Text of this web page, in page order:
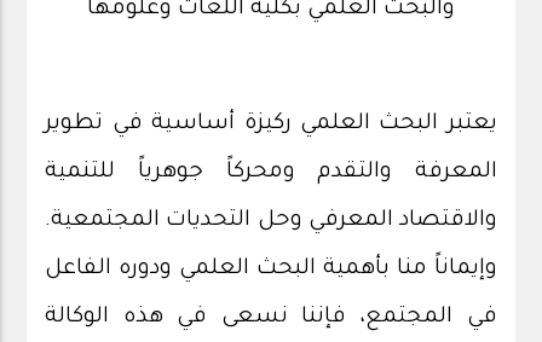
والبحث العلمي بكلية اللغات وعلومها
يعتبر البحث العلمي ركيزة أساسية في تطوير
المعرفة والتقدم ومحركاً جوهرياً للتنمية
والاقتصاد المعرفي وحل التحديات المجتمعية.
وإيماناً منا بأهمية البحث العلمي ودوره الفاعل
في المجتمع، فإننا نسعى في هذه الوكالة